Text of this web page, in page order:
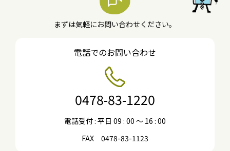
まずは気軽にお問い合わせください。
電話でのお問い合わせ
0478-83-1220
電話受付 : 平日 09 : 00 〜 16 : 00
FAX 0478-83-1123